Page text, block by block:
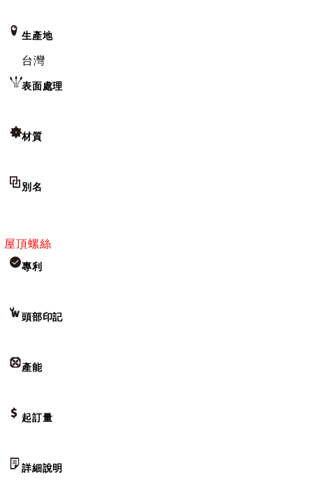
生產地
台灣
表面處理
材質
別名
屋頂螺絲
專利
頭部印記
產能
起訂量
詳細說明